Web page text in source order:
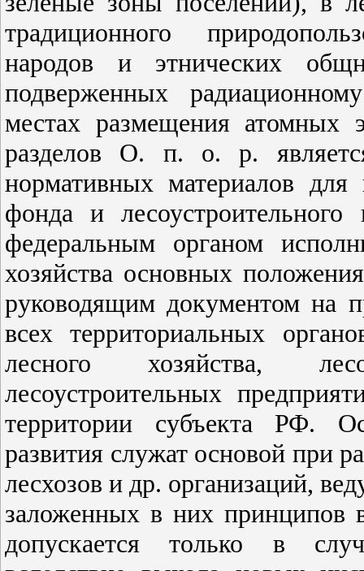
традиционного
народов и этнических
подверженных
местах размещения атомных
разделов О. п. о. р.
нормативных материалов для
фонда и лесоустроительного
федеральным органом
хозяйства основных
руководящим документом на
всех территориальных
лесного хозяйства,
лесоустроительных
территории субъекта РФ.
развития служат основой при
лесхозов и др. организаций,
заложенных в них принципов
допускается только в